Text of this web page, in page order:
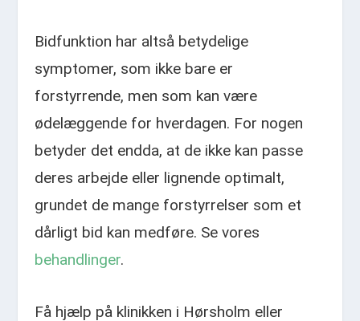
Bidfunktion har altså betydelige
symptomer, som ikke bare er
forstyrrende, men som kan være
ødelæggende for hverdagen. For nogen
betyder det endda, at de ikke kan passe
deres arbejde eller lignende optimalt,
grundet de mange forstyrrelser som et
dårligt bid kan medføre. Se vores
behandlinger.
Få hjælp på klinikken i Hørsholm eller